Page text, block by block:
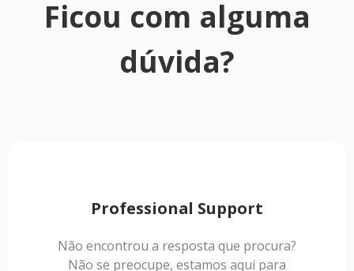
Ficou com alguma
dúvida?
Professional Support
Não encontrou a resposta que procura?
Não se preocupe, estamos aqui para